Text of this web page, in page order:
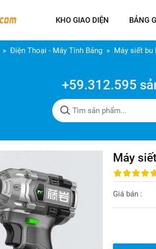
KHO GIAO DIỆN BẢNG
Điện Thoại - Máy Tính Bảng Máy siết bu
+59.312.595
Máy
Giá bán :